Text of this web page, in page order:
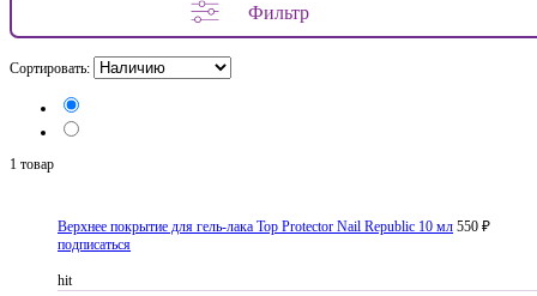
Фильтр
Сортировать:
1 товар
Верхнее покрытие для гель-лака Top Protector Nail Republic 10 мл 550 ₽
подписаться
hit